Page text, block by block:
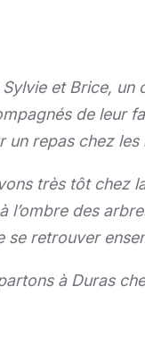
et Brice,
de leur
un repas chez
très tôt chez
l’ombre des
se retrouver
à Duras